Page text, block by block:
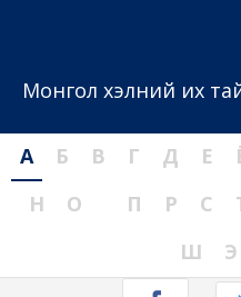
Монгол хэлний их
А Б В Г Д Е
Н
О П Р С
Ш
Э